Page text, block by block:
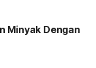
Minyak Dengan